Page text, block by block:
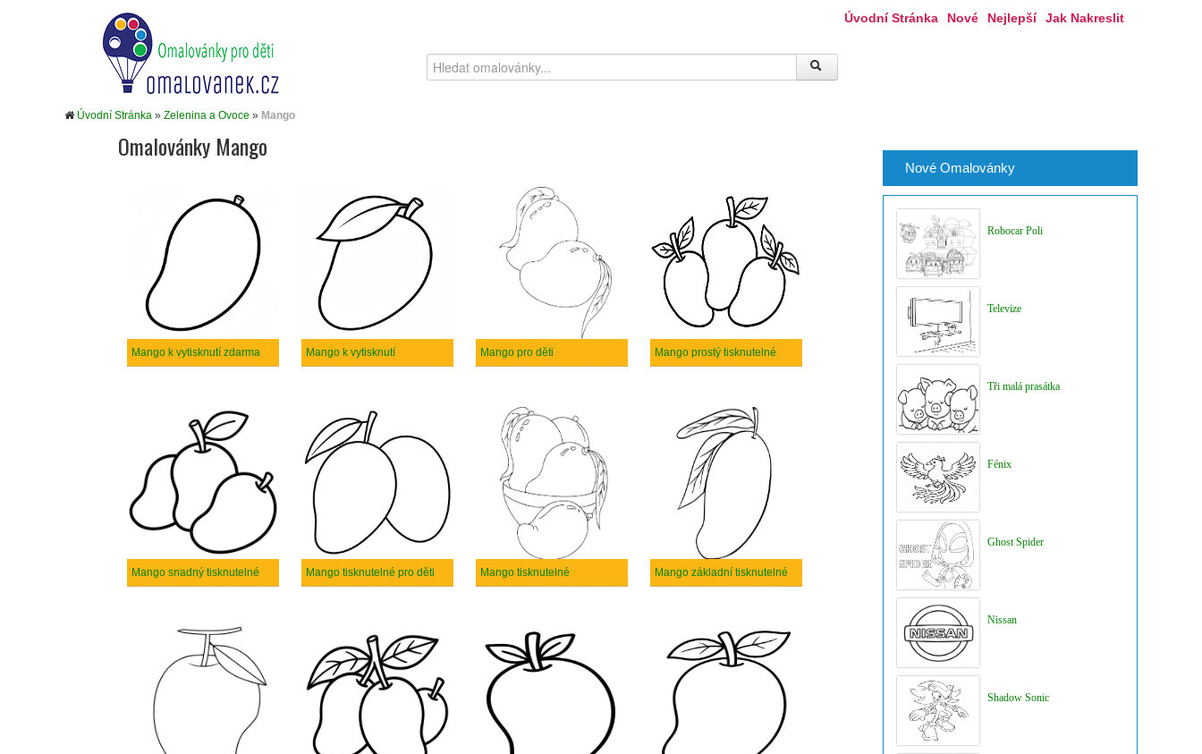
Úvodní Stránka Nové Nejlepší Jak Nakreslit
Úvodní Stránka » Zelenina a Ovoce » Mango
Omalovánky Mango
Mango k vytisknutí zdarma Mango k vytisknutí Mango pro děti Mango prostý tisknutelné
Mango snadný tisknutelné Mango tisknutelné pro děti Mango tisknutelné Mango základní tisknutelné
Nové Omalovánky
Robocar Poli
Televize
Tři malá prasátka
Fénix
Ghost Spider
Nissan
Shadow Sonic